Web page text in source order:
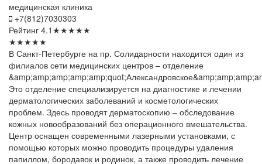
медицинская клиника
+7(812)7030303
Рейтинг 4.1 ★★★★★
★★★★★
В Санкт-Петербурге на пр. Солидарности находится один из
филиалов сети медицинских центров – отделение
Это отделение специализируется на диагностике и лечении
дерматологических заболеваний и косметологических
проблем. Здесь проводят дерматоскопию – обследование
кожных новообразований без операционного вмешательства.
Центр оснащен современными лазерными установками, с
помощью которых можно проводить процедуры удаления
папиллом, бородавок и родинок, а также проводить лечение